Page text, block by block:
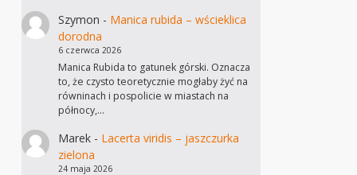
Szymon - Manica rubida – wścieklica
dorodna
6 czerwca 2026
Manica Rubida to gatunek górski. Oznacza
to, że czysto teoretycznie mogłaby żyć na
równinach i pospolicie w miastach na
północy,…
Marek- Lacerta viridis – jaszczurka
zielona
24 maja 2026